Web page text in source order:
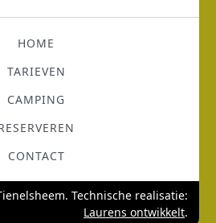
HOME
TARIEVEN
CAMPING
CONTACT
Technische realisatie:
Laurens ontwikkelt.